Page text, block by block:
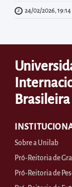
para
realizar
Acessar
diretamente
as
postas
24/02/2026, 19:14
Brasileira
Sobre a Unilab
Pró-Reitoria de
Pró-Reitoria de